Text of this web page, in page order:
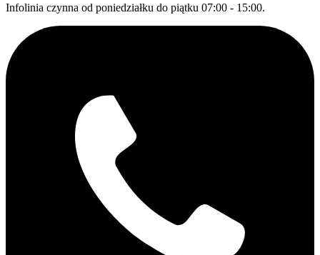
Infolinia czynna od poniedziałku do piątku 07:00 - 15:00.